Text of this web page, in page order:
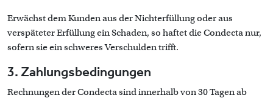
Erwächst dem Kunden aus der Nichterfüllung oder aus
verspäteter Erfüllung ein Schaden, so haftet die Condecta nur,
sofern sie ein schweres Verschulden trifft.
3. Zahlungsbedingungen
Rechnungen der Condecta sind innerhalb von 30 Tagen ab